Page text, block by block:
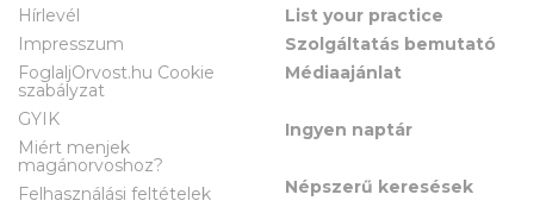
Hírlevél
Impresszum
FoglaljOrvost.hu Cookie
szabályzat
GYIK
Miért menjek
magánorvoshoz?
Felhasználási feltételek
List your practice
Szolgáltatás bemutató
Médiaajánlat
Ingyen naptár
Népszerű keresések